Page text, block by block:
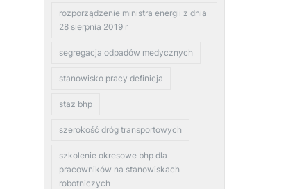
rozporządzenie ministra energii z dnia
28 sierpnia 2019 r
segregacja odpadów medycznych
stanowisko pracy definicja
staz bhp
szerokość dróg transportowych
szkolenie okresowe bhp dla
pracowników na stanowiskach
robotniczych